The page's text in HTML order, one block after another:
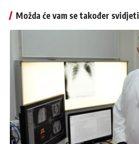
Možda će vam se također svidjeti